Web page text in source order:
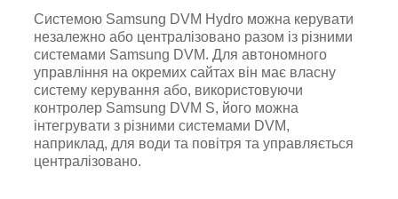
Системою Samsung DVM Hydro можна керувати
незалежно або централізовано разом із різними
системами Samsung DVM. Для автономного
управління на окремих сайтах він має власну
систему керування або, використовуючи
контролер Samsung DVM S, його можна
інтегрувати з різними системами DVM,
наприклад, для води та повітря та управляється
централізовано.